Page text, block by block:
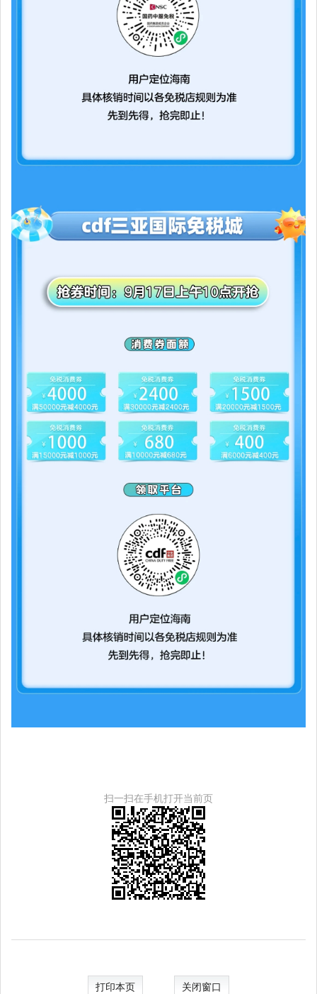
扫一扫在手机打开当前页
打印本页 关闭窗口